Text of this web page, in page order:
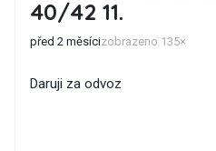
40/42 11.
před 2 měsícizobrazeno 135×
Daruji za odvoz